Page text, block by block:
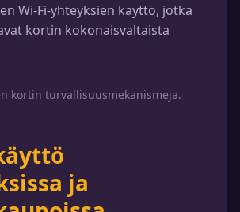
Wi-Fi-yhteyksien käyttö, jotka
kortin kokonaisvaltaista
kortin turvallisuusmekanismeja.
ja